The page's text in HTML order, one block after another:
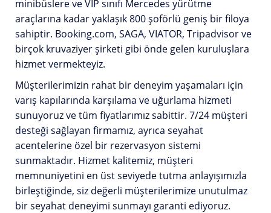
minibüslere ve VIP sınıfı Mercedes yürütme
araçlarına kadar yaklaşık 800 şoförlü geniş bir filoya
sahiptir. Booking.com, SAGA, VIATOR, Tripadvisor ve
birçok kruvaziyer şirketi gibi önde gelen kuruluşlara
hizmet vermekteyiz.
Müşterilerimizin rahat bir deneyim yaşamaları için
varış kapılarında karşılama ve uğurlama hizmeti
sunuyoruz ve tüm fiyatlarımız sabittir. 7/24 müşteri
desteği sağlayan firmamız, ayrıca seyahat
acentelerine özel bir rezervasyon sistemi
sunmaktadır. Hizmet kalitemiz, müşteri
memnuniyetini en üst seviyede tutma anlayışımızla
birleştiğinde, siz değerli müşterilerimize unutulmaz
bir seyahat deneyimi sunmayı garanti ediyoruz.